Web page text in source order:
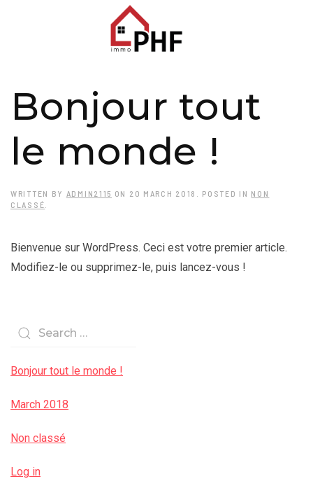
Bonjour tout
le monde !
WRITTEN BY ADMIN2115 ON 20 MARCH 2018 . POSTED IN NON
CLASSÉ
Bienvenue sur WordPress. Ceci est votre premier article.
Modifiez-le ou supprimez-le, puis lancez-vous !
Bonjour tout le monde !
March 2018
Non classé
Log in